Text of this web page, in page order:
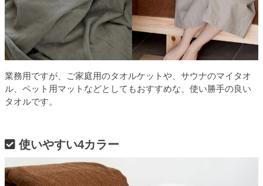
業務用ですが、ご家庭用のタオルケットや、サウナのマイタオ
ル、ペット用マットなどとしてもおすすめな、使い勝手の良い
タオルです。
使いやすい4カラー